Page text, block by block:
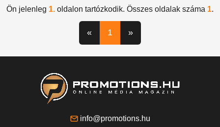
Ön jelenleg 1. oldalon tartózkodik. Összes oldalak száma 1.
« 1 »
info@promotions.hu